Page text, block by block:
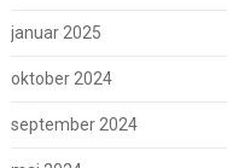
januar 2025
oktober 2024
september 2024